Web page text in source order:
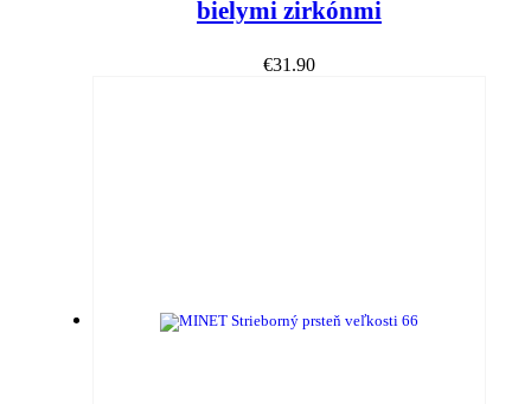
bielymi zirkónmi
€31.90